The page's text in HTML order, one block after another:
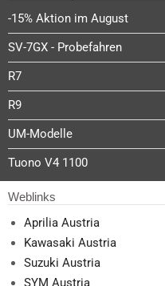
-15% Aktion im August
SV-7GX - Probefahren
R7
R9
UM-Modelle
Tuono V4 1100
Weblinks
Aprilia Austria
Kawasaki Austria
Suzuki Austria
SYM Austria